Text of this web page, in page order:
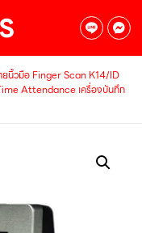
ยนิ้วมือ Finger Scan K14/ID
Attendance เครื่องบันทึก